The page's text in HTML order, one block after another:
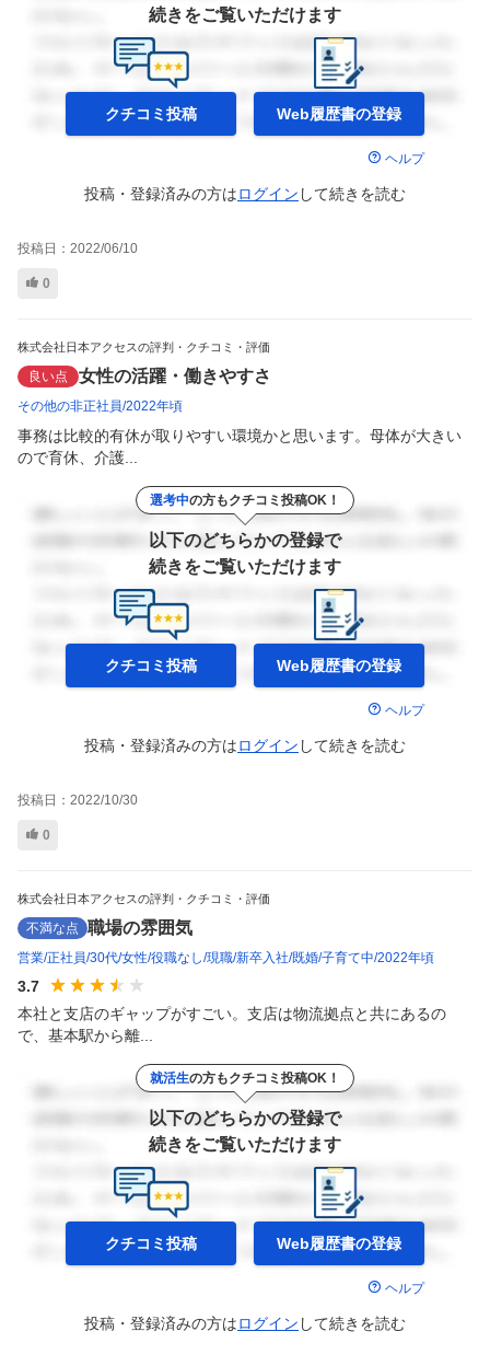
続きをご覧いただけます
クチコミ投稿 Web履歴書の登録
ヘルプ
投稿・登録済みの方はログイン して続きを読む
投稿日： 2022/06/10
0
株式会社日本アクセスの評判・クチコミ・評価
良い点 女性の活躍・働きやすさ
その他の非正社員 2022年頃
事務は比較的有休が取りやすい環境かと思います。母体が大きい
ので育休、介護...
選考中の方もクチコミ投稿OK！
以下のどちらかの登録で
続きをご覧いただけます
クチコミ投稿 Web履歴書の登録
ヘルプ
投稿・登録済みの方はログイン して続きを読む
投稿日： 2022/10/30
0
株式会社日本アクセスの評判・クチコミ・評価
不満な点 職場の雰囲気
営業 正社員 30代 女性 役職なし 現職 新卒入社 既婚 子育て中 2022年頃
3.7
本社と支店のギャップがすごい。支店は物流拠点と共にあるの
で、基本駅から離...
就活生の方もクチコミ投稿OK！
以下のどちらかの登録で
続きをご覧いただけます
クチコミ投稿 Web履歴書の登録
ヘルプ
投稿・登録済みの方はログイン して続きを読む